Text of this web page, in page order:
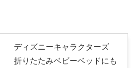
ディズニーキャラクターズ
折りたたみベビーベッドにも